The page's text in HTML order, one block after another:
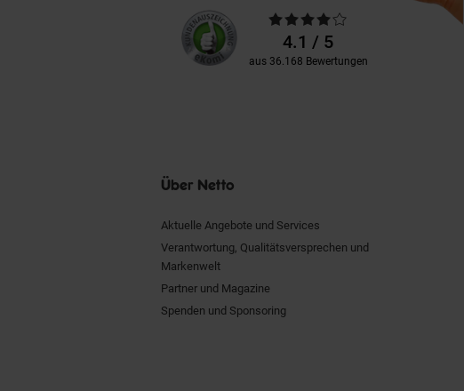
Unsere
Kundenbewertungen
Durchschnittliche
Bewertungen4.1 / 5
aus 36.168 Bewertungen
Über Netto
Aktuelle Angebote und Services
Verantwortung, Qualitätsversprechen und
Markenwelt
Partner und Magazine
Spenden und Sponsoring